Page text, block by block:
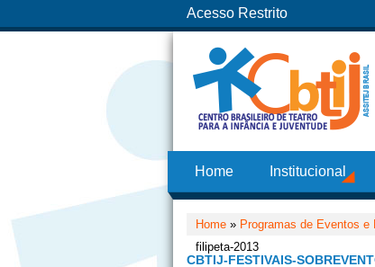
Acesso Restrito
Home Institucional
Home » Programas de Eventos e
filipeta-2013
CBTIJ-FESTIVAIS-